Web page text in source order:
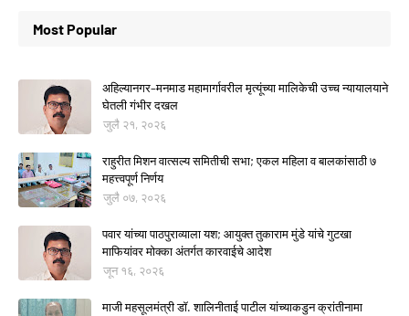
Most Popular
अहिल्यानगर–मनमाड महामार्गावरील मृत्यूंच्या मालिकेची उच्च न्यायालयाने
घेतली गंभीर दखल
जुलै २१, २०२६
राहुरीत मिशन वात्सल्य समितीची सभा; एकल महिला व बालकांसाठी ७
महत्त्वपूर्ण निर्णय
जुलै ०७, २०२६
पवार यांच्या पाठपुराव्याला यश; आयुक्त तुकाराम मुंडे यांचे गुटखा
माफियांवर मोक्का अंतर्गत कारवाईचे आदेश
जून १६, २०२६
माजी महसूलमंत्री डॉ. शालिनीताई पाटील यांच्याकडुन क्रांतीनामा